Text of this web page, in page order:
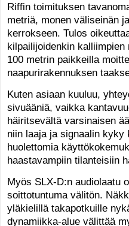
Riffin toimituksen
metriä, monen väliseinän
kerrokseen. Tulos
kilpailijoidenkin
100 metrin paikkeilla
naapurirakennuksen
Kuten asiaan kuuluu,
sivuääniä, vaikka
häiritsevältä varsinaisen
niin laaja ja signaalin
huolettomia
haastavampiin tilanteisiin
Myös SLX-D:n audiolaatu
soittotuntuma välitön.
yläkielillä takapotkuille
dynamiikka-alue välittää